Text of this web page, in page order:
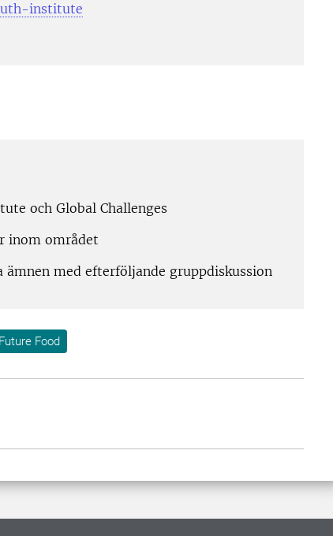
institute
och Global Challenges
inom området
ämnen med efterföljande gruppdiskussion
Food